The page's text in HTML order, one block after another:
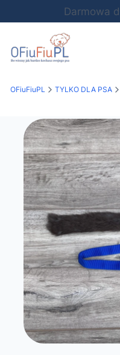
Darmowa
OFiuFiuPL TYLKO DLA PSA